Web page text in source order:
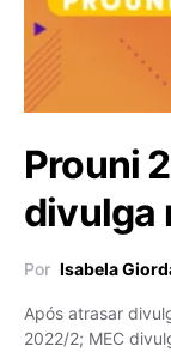
Prouni
divulga
Por Isabela
Após atrasar
2022/2; MEC